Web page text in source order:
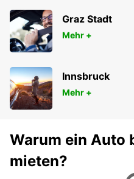
Graz Stadt
Mehr +
Innsbruck
Mehr +
Warum ein Auto
mieten?